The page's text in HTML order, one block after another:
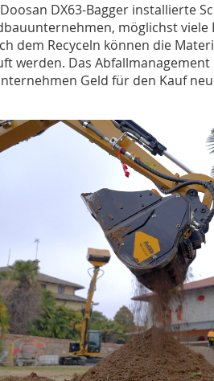
DX63-Bagger installierte
möglichst
dem Recyceln können die
werden. Das
Geld für den Kauf